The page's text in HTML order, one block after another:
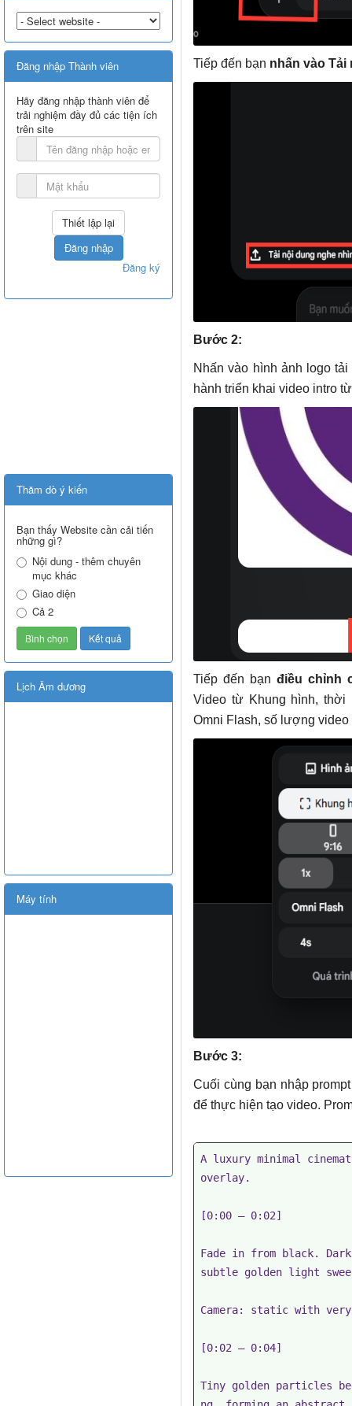
Tiếp đến bạn nhấn vào Tải
Bước 2:
Nhấn vào hình ảnh logo
hành triển khai video intro
Tiếp đến bạn điều chỉnh
Video từ Khung hình,
Omni Flash, số lượng video
Bước 3:
Cuối cùng bạn nhập
để thực hiện tạo video.
A luxury minimal
overlay.
[0:00 – 0:02]
Fade in from black.
subtle golden light
Camera: static with
[0:02 – 0:04]
Tiny golden particles
Đăng nhập Thành viên
Hãy đăng nhập thành viên để
trải nghiệm đầy đủ các tiện ích
trên site
Đăng nhập
Đăng ký
Thăm dò ý kiến
Bạn thấy Website cần cải tiến
những gì?
Nội dung - thêm chuyên
mục khác
Giao diện
Cả 2
Lịch Âm dương
Máy tính